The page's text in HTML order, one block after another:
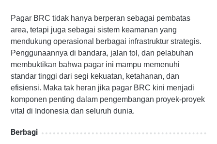
Pagar BRC tidak hanya berperan sebagai pembatas
area, tetapi juga sebagai sistem keamanan yang
mendukung operasional berbagai infrastruktur strategis.
Penggunaannya di bandara, jalan tol, dan pelabuhan
membuktikan bahwa pagar ini mampu memenuhi
standar tinggi dari segi kekuatan, ketahanan, dan
efisiensi. Maka tak heran jika pagar BRC kini menjadi
komponen penting dalam pengembangan proyek-proyek
vital di Indonesia dan seluruh dunia.
Berbagi